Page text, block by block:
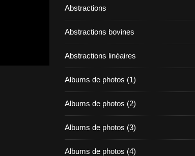
Abstractions
Abstractions bovines
Abstractions linéaires
Albums de photos (1)
Albums de photos (2)
Albums de photos (3)
Albums de photos (4)